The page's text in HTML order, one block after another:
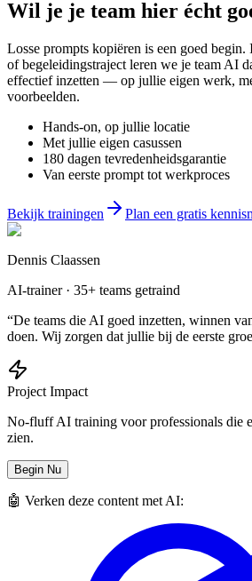
Wil je je team hier écht
Losse prompts kopiëren is een goed
of begeleidingstraject leren we je team AI
effectief inzetten — op jullie eigen werk,
voorbeelden.
Hands-on, op jullie locatie
Met jullie eigen casussen
180 dagen tevredenheidsgarantie
Van eerste prompt tot werkproces
Bekijk trainingen Plan een gratis
Dennis Claassen
AI-trainer · 35+ teams getraind
“De teams die AI goed inzetten, winnen
doen. Wij zorgen dat jullie bij de eerste
Project Impact
No-fluff AI training voor professionals die
zien.
Begin Nu
🤖 Verken deze content met AI: